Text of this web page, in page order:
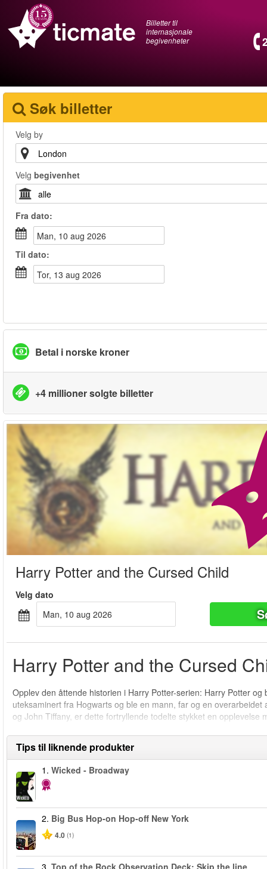
Billetter til
internasjonale
begivenheter
Søk billetter
Velg by
Velg begivenhet
Fra dato:
man, 10 aug 2026
Til dato:
tor, 13 aug 2026
Betal i norske kroner
+4 millioner solgte billetter
Harry Potter and the Cursed Child
Velg dato
man, 10 aug 2026
Harry Potter and the Cursed
Opplev den åttende historien i Harry Potter-serien: Harry Potter
uteksaminert fra Hogwarts og ble en mann, far og en
og John Tiffany, er dette fortryllende todelte stykket en opplevelse
Tips til liknende produkter
1. Wicked - Broadway
2. Big Bus Hop-on Hop-off New York
4.0 (1)